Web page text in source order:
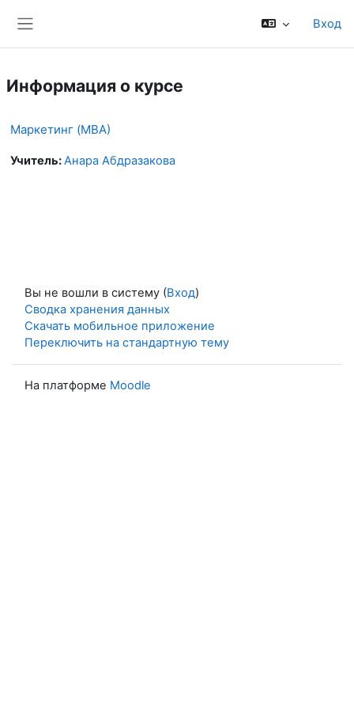
Вход
Информация о курсе
Маркетинг (MBА)
Учитель:Анара Абдразакова
Вы не вошли в систему (Вход)
Сводка хранения данных
Скачать мобильное приложение
Переключить на стандартную тему
На платформе Moodle